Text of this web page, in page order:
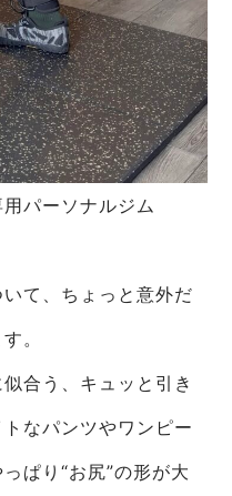
パーソナルジム
て、ちょっと意外だ
。
合う、キュッと引き
なパンツやワンピー
ぱり“お尻”の形が大